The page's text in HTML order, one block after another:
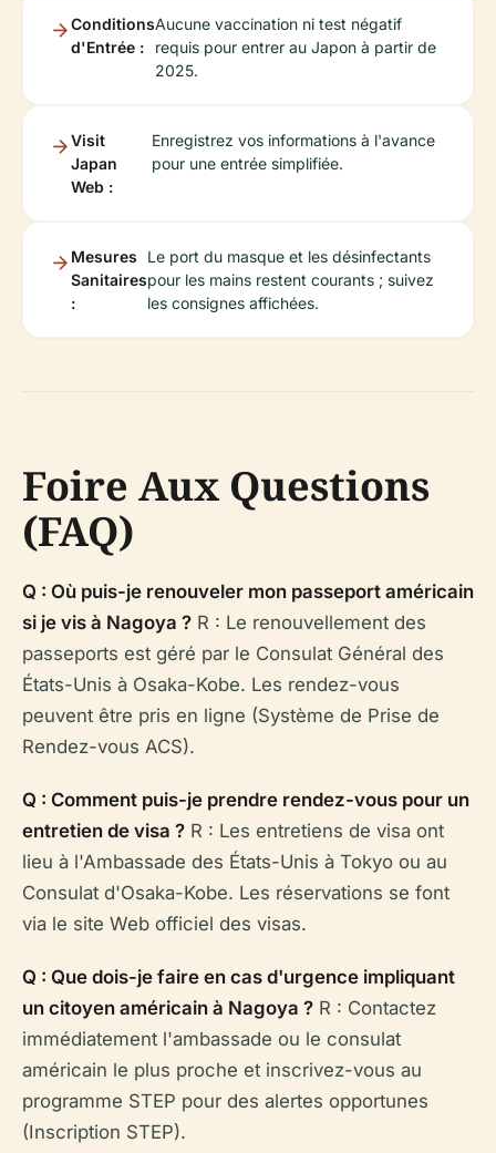
Conditions
d'Entrée :
Aucune vaccination ni test négatif
requis pour entrer au Japon à partir de
2025.
Visit
Japan
Web :
Enregistrez vos informations à l'avance
pour une entrée simplifiée.
Mesures
Sanitaires
:
Le port du masque et les désinfectants
pour les mains restent courants ; suivez
les consignes affichées.
Foire Aux Questions
(FAQ)
Q : Où puis-je renouveler mon passeport américain
si je vis à Nagoya ? R : Le renouvellement des
passeports est géré par le Consulat Général des
États-Unis à Osaka-Kobe. Les rendez-vous
peuvent être pris en ligne (Système de Prise de
Rendez-vous ACS).
Q : Comment puis-je prendre rendez-vous pour un
entretien de visa ? R : Les entretiens de visa ont
lieu à l'Ambassade des États-Unis à Tokyo ou au
Consulat d'Osaka-Kobe. Les réservations se font
via le site Web officiel des visas.
Q : Que dois-je faire en cas d'urgence impliquant
un citoyen américain à Nagoya ? R : Contactez
immédiatement l'ambassade ou le consulat
américain le plus proche et inscrivez-vous au
programme STEP pour des alertes opportunes
(Inscription STEP).